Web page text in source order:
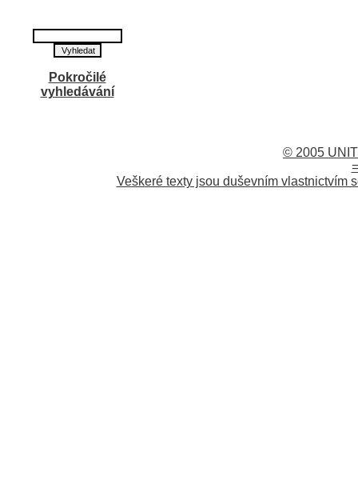
Pokročilé
vyhledávání
© 2005
Veškeré texty jsou duševním vlastnictvím